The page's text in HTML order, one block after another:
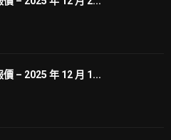
– 2025 年 12 月 1...